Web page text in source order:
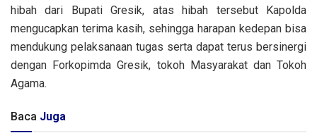
hibah dari Bupati Gresik, atas hibah tersebut Kapolda
mengucapkan terima kasih, sehingga harapan kedepan bisa
mendukung pelaksanaan tugas serta dapat terus bersinergi
dengan Forkopimda Gresik, tokoh Masyarakat dan Tokoh
Agama.
Baca Juga